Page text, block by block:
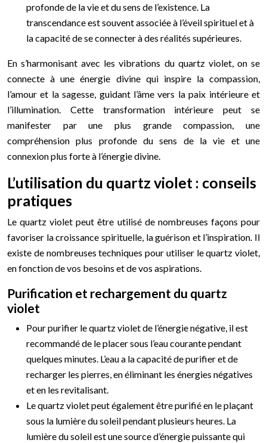
profonde de la vie et du sens de l’existence. La
transcendance est souvent associée à l’éveil spirituel et à
la capacité de se connecter à des réalités supérieures.
En s’harmonisant avec les vibrations du quartz violet, on se
connecte à une énergie divine qui inspire la compassion,
l’amour et la sagesse, guidant l’âme vers la paix intérieure et
l’illumination. Cette transformation intérieure peut se
manifester par une plus grande compassion, une
compréhension plus profonde du sens de la vie et une
connexion plus forte à l’énergie divine.
L’utilisation du quartz violet : conseils
pratiques
Le quartz violet peut être utilisé de nombreuses façons pour
favoriser la croissance spirituelle, la guérison et l’inspiration. Il
existe de nombreuses techniques pour utiliser le quartz violet,
en fonction de vos besoins et de vos aspirations.
Purification et rechargement du quartz
violet
Pour purifier le quartz violet de l’énergie négative, il est
recommandé de le placer sous l’eau courante pendant
quelques minutes. L’eau a la capacité de purifier et de
recharger les pierres, en éliminant les énergies négatives
et en les revitalisant.
Le quartz violet peut également être purifié en le plaçant
sous la lumière du soleil pendant plusieurs heures. La
lumière du soleil est une source d’énergie puissante qui